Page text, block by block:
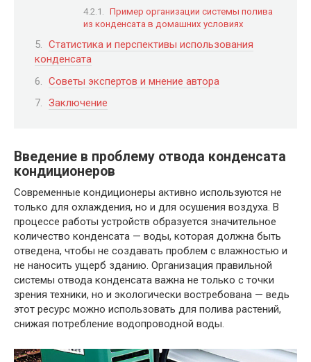
Пример организации системы полива
из конденсата в домашних условиях
Статистика и перспективы использования
конденсата
Советы экспертов и мнение автора
Заключение
Введение в проблему отвода конденсата
кондиционеров
Современные кондиционеры активно используются не
только для охлаждения, но и для осушения воздуха. В
процессе работы устройств образуется значительное
количество конденсата — воды, которая должна быть
отведена, чтобы не создавать проблем с влажностью и
не наносить ущерб зданию. Организация правильной
системы отвода конденсата важна не только с точки
зрения техники, но и экологически востребована — ведь
этот ресурс можно использовать для полива растений,
снижая потребление водопроводной воды.